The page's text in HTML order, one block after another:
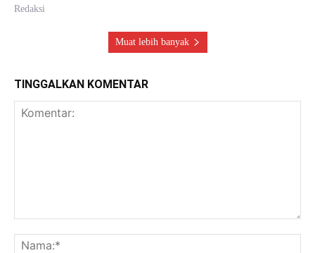
Redaksi
Muat lebih banyak
TINGGALKAN KOMENTAR